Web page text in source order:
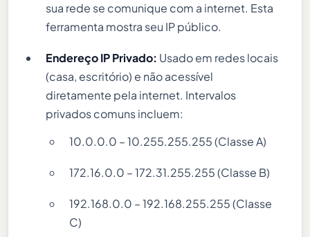
sua rede se comunique com a internet. Esta
ferramenta mostra seu IP público.
Endereço IP Privado: Usado em redes locais
(casa, escritório) e não acessível
diretamente pela internet. Intervalos
privados comuns incluem:
10.0.0.0 – 10.255.255.255 (Classe A)
172.16.0.0 – 172.31.255.255 (Classe B)
192.168.0.0 – 192.168.255.255 (Classe
C)